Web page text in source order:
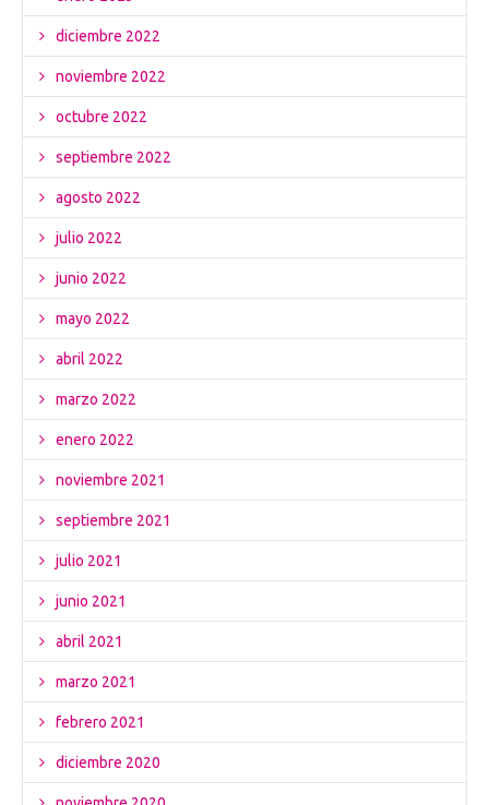
diciembre 2022
noviembre 2022
octubre 2022
septiembre 2022
agosto 2022
julio 2022
junio 2022
mayo 2022
abril 2022
marzo 2022
enero 2022
noviembre 2021
septiembre 2021
julio 2021
junio 2021
abril 2021
marzo 2021
febrero 2021
diciembre 2020